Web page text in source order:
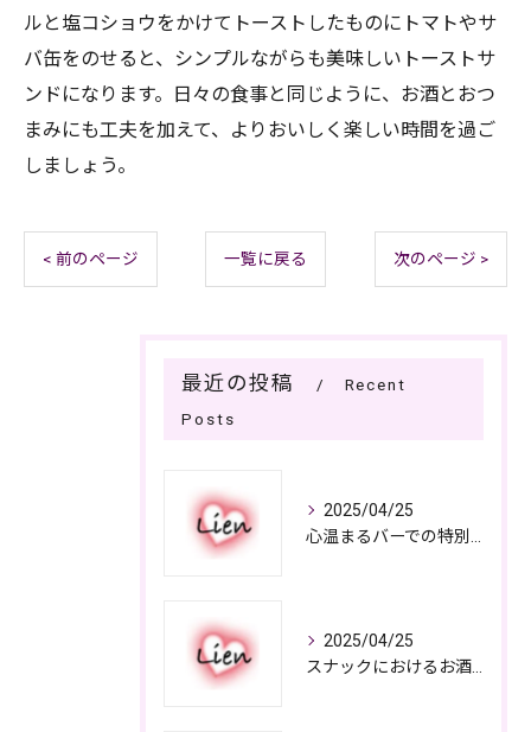
ルと塩コショウをかけてトーストしたものにトマトやサ
バ缶をのせると、シンプルながらも美味しいトーストサ
ンドになります。日々の食事と同じように、お酒とおつ
まみにも工夫を加えて、よりおいしく楽しい時間を過ご
しましょう。
< 前のページ 一覧に戻る 次のページ >
最近の投稿
Recent
Posts
2025/04/25
2025/04/25